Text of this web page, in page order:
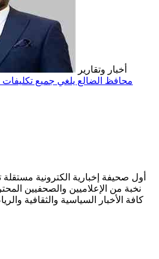
أخبار وتقارير
محافظ الضالع يلغي جميع تكليفات
أول صحيفة إخبارية الكترونية
نخبة من الإعلاميين والصحفيين
كافة الأخبار السياسية والثقافية